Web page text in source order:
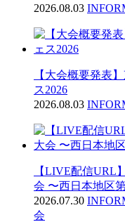
2026.08.03
【大会概要発表
ス2026
2026.08.03
【LIVE配信URL
会 〜西日本地区
2026.07.30
会